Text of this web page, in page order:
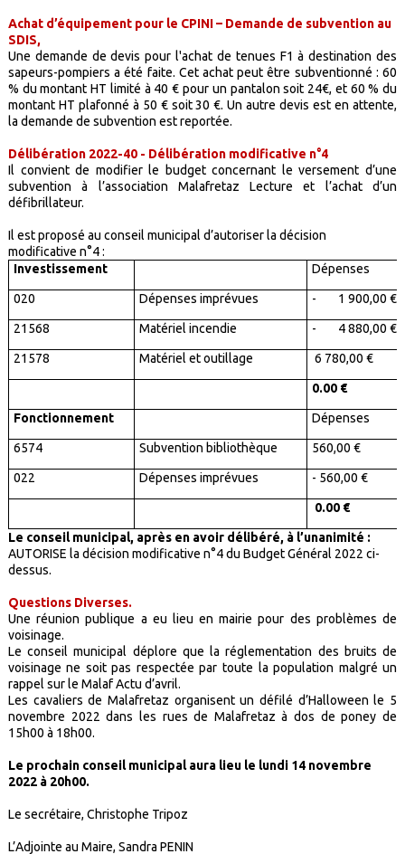
Achat d’équipement pour le CPINI – Demande de subvention au
SDIS,
Une demande de devis pour l'achat de tenues F1 à destination des
sapeurs-pompiers a été faite. Cet achat peut être subventionné : 60
% du montant HT limité à 40 € pour un pantalon soit 24€, et 60 % du
montant HT plafonné à 50 € soit 30 €. Un autre devis est en attente,
la demande de subvention est reportée.
Délibération 2022-40 - Délibération modificative n°4
Il convient de modifier le budget concernant le versement d’une
subvention à l’association Malafretaz Lecture et l’achat d’un
défibrillateur.
Il est proposé au conseil municipal d’autoriser la décision
modificative n°4 :
Investissement
Dépenses
020 Dépenses imprévues - 1 900,00 €
21568 Matériel incendie - 4 880,00 €
21578 Matériel et outillage 6 780,00 €
0.00 €
Fonctionnement Dépenses
6574 Subvention bibliothèque 560,00 €
022 Dépenses imprévues - 560,00 €
0.00 €
Le conseil municipal, après en avoir délibéré, à l’unanimité :
AUTORISE la décision modificative n°4 du Budget Général 2022 ci-
dessus.
Questions Diverses.
Une réunion publique a eu lieu en mairie pour des problèmes de
voisinage.
Le conseil municipal déplore que la réglementation des bruits de
voisinage ne soit pas respectée par toute la population malgré un
rappel sur le Malaf Actu d’avril.
Les cavaliers de Malafretaz organisent un défilé d’Halloween le 5
novembre 2022 dans les rues de Malafretaz à dos de poney de
15h00 à 18h00.
Le prochain conseil municipal aura lieu le lundi 14 novembre
2022 à 20h00.
Le secrétaire, Christophe Tripoz
L’Adjointe au Maire, Sandra PENIN